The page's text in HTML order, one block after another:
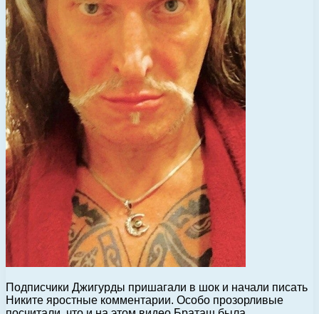
Подписчики Джигурды пришагали в шок и начали писать
Никите яростные комментарии. Особо прозорливые